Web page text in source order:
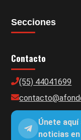
Secciones
Contacto
(55) 44041699
Únete
noticias en